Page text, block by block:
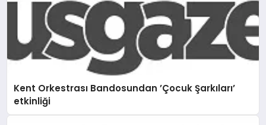
Kent Orkestrası Bandosundan ’Çocuk Şarkıları’
etkinliği